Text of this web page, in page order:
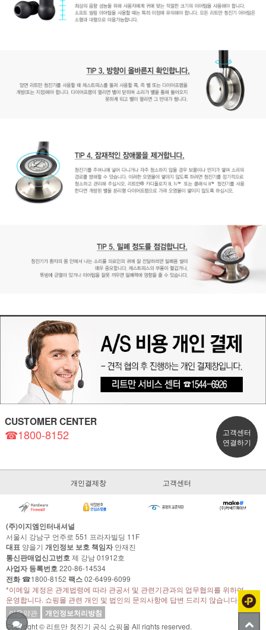
CUSTOMER CENTER
☎1800-8152
고객센터
연결하기
개인결제창 고객센터
(주)이지엠인터내셔널
서울시 강남구 언주로 551 프라자빌딩 11F
대표 양을기 개인정보 보호 책임자안재진
통신판매업신고번호제 강남 01912호
사업자 등록번호220-86-14534
전화☎1800-8152 팩스02-6499-6099
*이메일 계정은 관계법령에 따라 관공서 및 관련기관과의 업무협의를 위하여
운영합니다. 쇼핑몰 관련 개인 및 법인의 문의사항에 답변 드리지 않습니다.
이용약관
개인정보처리방침
Copyright © 리트만 청진기 공식 쇼핑몰 All rights reserved.